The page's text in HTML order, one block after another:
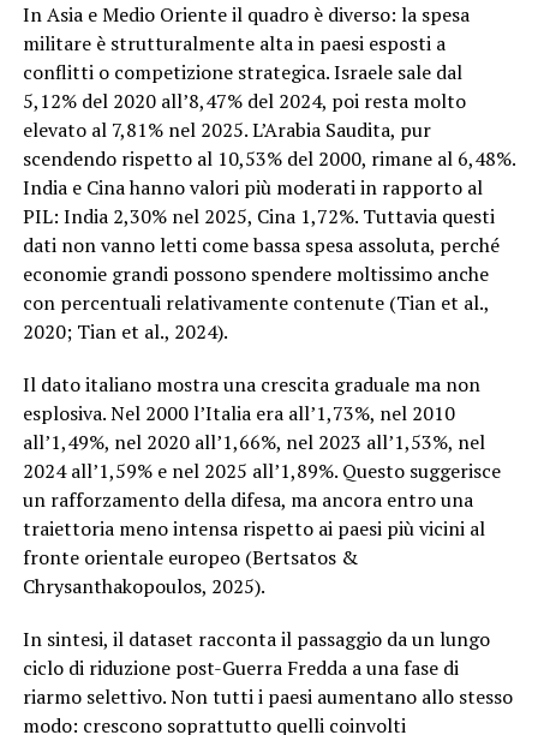
In Asia e Medio Oriente il quadro è diverso: la spesa
militare è strutturalmente alta in paesi esposti a
conflitti o competizione strategica. Israele sale dal
5,12% del 2020 all’8,47% del 2024, poi resta molto
elevato al 7,81% nel 2025. L’Arabia Saudita, pur
scendendo rispetto al 10,53% del 2000, rimane al 6,48%.
India e Cina hanno valori più moderati in rapporto al
PIL: India 2,30% nel 2025, Cina 1,72%. Tuttavia questi
dati non vanno letti come bassa spesa assoluta, perché
economie grandi possono spendere moltissimo anche
con percentuali relativamente contenute (Tian et al.,
2020; Tian et al., 2024).
Il dato italiano mostra una crescita graduale ma non
esplosiva. Nel 2000 l’Italia era all’1,73%, nel 2010
all’1,49%, nel 2020 all’1,66%, nel 2023 all’1,53%, nel
2024 all’1,59% e nel 2025 all’1,89%. Questo suggerisce
un rafforzamento della difesa, ma ancora entro una
traiettoria meno intensa rispetto ai paesi più vicini al
fronte orientale europeo (Bertsatos &
Chrysanthakopoulos, 2025).
In sintesi, il dataset racconta il passaggio da un lungo
ciclo di riduzione post-Guerra Fredda a una fase di
riarmo selettivo. Non tutti i paesi aumentano allo stesso
modo: crescono soprattutto quelli coinvolti